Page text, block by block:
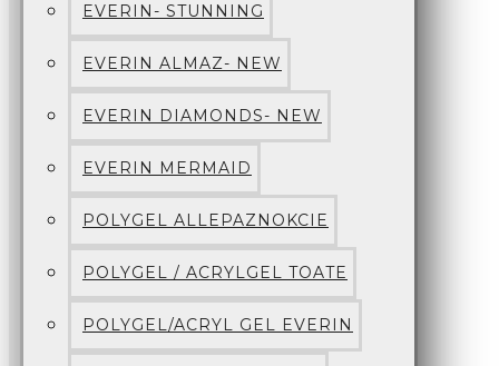
EVERIN- STUNNING
EVERIN ALMAZ- NEW
EVERIN DIAMONDS- NEW
EVERIN MERMAID
POLYGEL ALLEPAZNOKCIE
POLYGEL / ACRYLGEL TOATE
POLYGEL/ACRYL GEL EVERIN